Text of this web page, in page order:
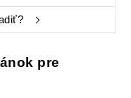
pre